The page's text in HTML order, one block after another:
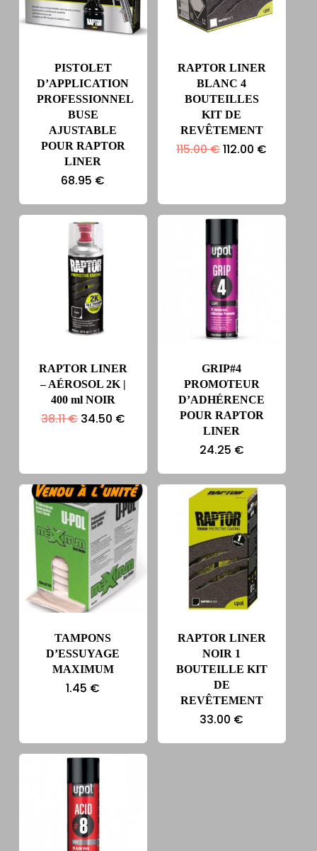
PISTOLET
D’APPLICATION
PROFESSIONNEL
BUSE
AJUSTABLE
POUR RAPTOR
LINER
68.95 €
RAPTOR LINER
BLANC 4
BOUTEILLES
KIT DE
REVÊTEMENT
115.00€Le
112.00 €
RAPTOR LINER
– AÉROSOL 2K |
400 ml NOIR
38.11€ Le
34.50 €Le
GRIP#4
PROMOTEUR
D’ADHÉRENCE
POUR RAPTOR
LINER
24.25 €
TAMPONS
D’ESSUYAGE
MAXIMUM
1.45 €
RAPTOR LINER
NOIR 1
BOUTEILLE KIT
DE
REVÊTEMENT
33.00 €